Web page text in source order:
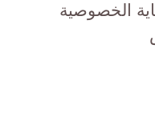
الخصوصية